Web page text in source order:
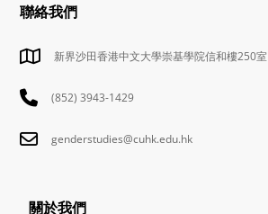
聯絡我們
新界沙田香港中文大學崇基學院信和樓250室
(852) 3943-1429
genderstudies@cuhk.edu.hk
關於我們